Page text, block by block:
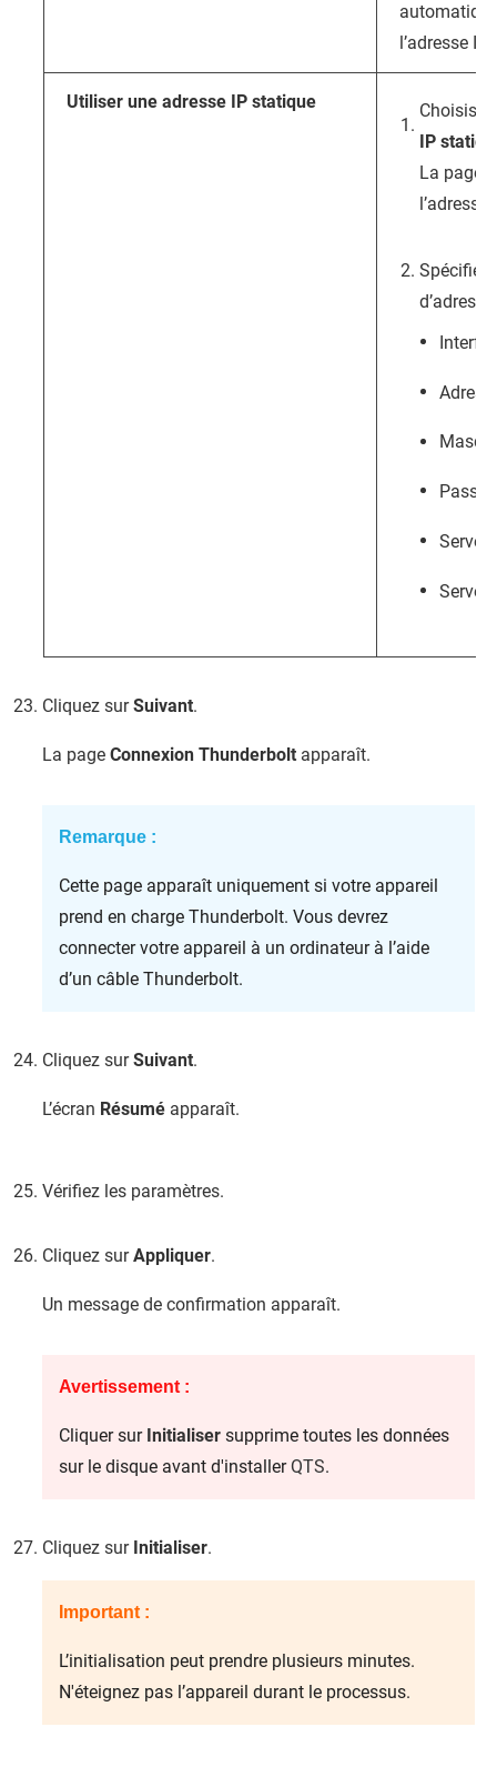
l’adresse IP.
Utiliser une adresse IP statique
IP
La page
Spécifiez
Cliquez surSuivant.
La page Connexion Thunderbolt apparaît.
Remarque :
Cette page apparaît uniquement si votre appareil
prend en charge Thunderbolt. Vous devrez
connecter votre appareil à un ordinateur à l’aide
d’un câble Thunderbolt.
Cliquez surSuivant.
L’écran Résumé apparaît.
Vérifiez les paramètres.
Cliquez surAppliquer.
Un message de confirmation apparaît.
Avertissement :
Cliquer sur Initialiser supprime toutes les données
sur le disque avant d'installerQTS.
Cliquez sur Initialiser.
Important :
L’initialisation peut prendre plusieurs minutes.
N'éteignez pas l’appareil durant le processus.